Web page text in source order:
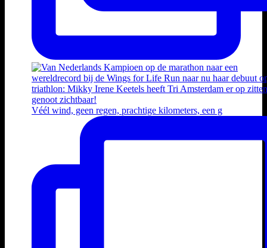
Véél wind, geen regen, prachtige kilometers, een g